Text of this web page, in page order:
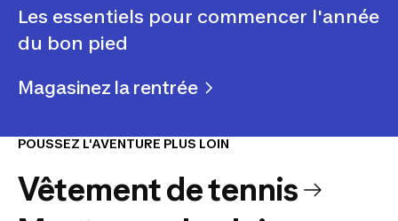
Les essentiels pour commencer l'année
du bon pied
Magasinez la rentrée
POUSSEZ L'AVENTURE PLUS LOIN
Vêtement de tennis